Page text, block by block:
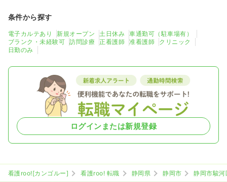
条件から探す
電子カルテあり 新規オープン 土日休み
車通勤可（駐車場有）
ブランク・未経験可
訪問診療 正看護師 准看護師
クリニック
日勤のみ
ログインまたは新規登録
看護roo![カンゴルー] 看護roo! 転職 静岡県 静岡市
静岡市駿河